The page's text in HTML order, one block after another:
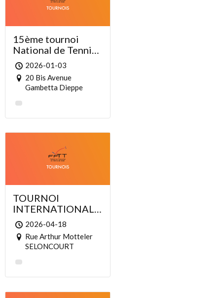
15ème tournoi
National de Tennis
de Table de Dieppe
2026-01-03
20 Bis Avenue
Gambetta Dieppe
TOURNOI
INTERNATIONAL
DE SELONCOURT
EDITION 9
2026-04-18
Rue Arthur Motteler
SELONCOURT